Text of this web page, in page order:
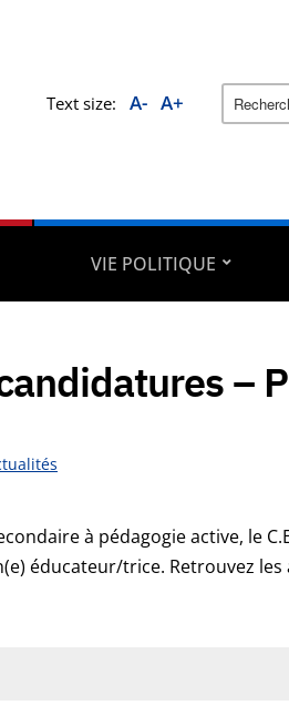
Text size: A- A+
VIE POLITIQUE
–
à pédagogie active, le
éducateur/trice. Retrouvez